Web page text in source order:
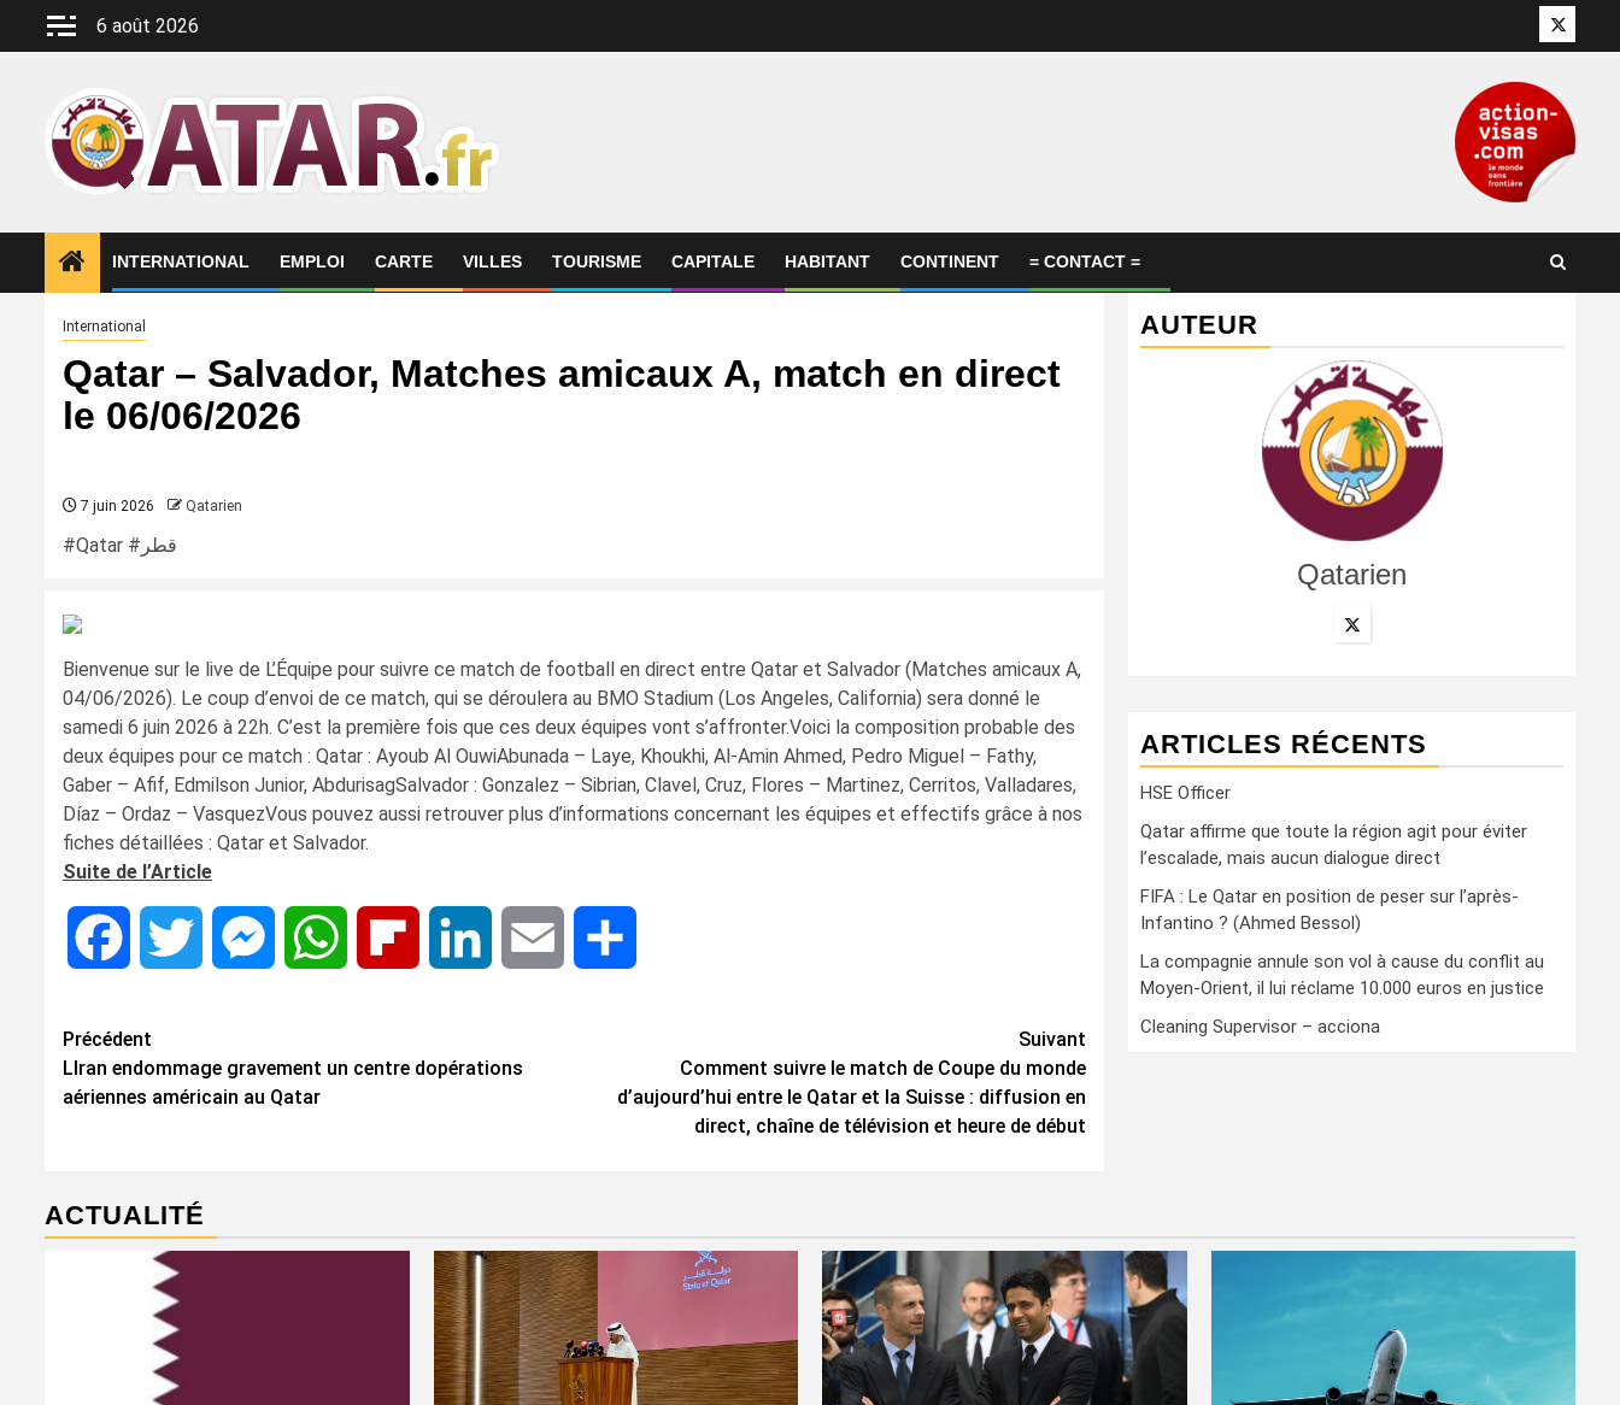
6 août 2026 Twitter
INTERNATIONAL EMPLOI CARTE VILLES TOURISME CAPITALE HABITANT CONTINENT = CONTACT =
International
Qatar – Salvador, Matches amicaux A, match en direct
le 06/06/2026
7 juin 2026 Qatarien
#Qatar #قطر
Bienvenue sur le live de L’Équipe pour suivre ce match de football en direct entre Qatar et Salvador (Matches amicaux A,
04/06/2026). Le coup d’envoi de ce match, qui se déroulera au BMO Stadium (Los Angeles, California) sera donné le
samedi 6 juin 2026 à 22h. C’est la première fois que ces deux équipes vont s’affronter.Voici la composition probable des
deux équipes pour ce match : Qatar : Ayoub Al OuwiAbunada – Laye, Khoukhi, Al-Amin Ahmed, Pedro Miguel – Fathy,
Gaber – Afif, Edmilson Junior, AbdurisagSalvador : Gonzalez – Sibrian, Clavel, Cruz, Flores – Martinez, Cerritos, Valladares,
Díaz – Ordaz – VasquezVous pouvez aussi retrouver plus d’informations concernant les équipes et effectifs grâce à nos
fiches détaillées : Qatar et Salvador.
Suite de l’Article
Facebook Twitter MessengerWhatsApp Flipboard LinkedIn Email
Navigation
d’article
Précédent
LIran endommage gravement un centre dopérations
aériennes américain au Qatar
Suivant
Comment suivre le match de Coupe du monde
d’aujourd’hui entre le Qatar et la Suisse : diffusion en
direct, chaîne de télévision et heure de début
AUTEUR
Qatarien
ARTICLES RÉCENTS
HSE Officer
Qatar affirme que toute la région agit pour éviter
l’escalade, mais aucun dialogue direct
FIFA : Le Qatar en position de peser sur l’après-
Infantino ? (Ahmed Bessol)
La compagnie annule son vol à cause du conflit au
Moyen-Orient, il lui réclame 10.000 euros en justice
Cleaning Supervisor – acciona
ACTUALITÉ